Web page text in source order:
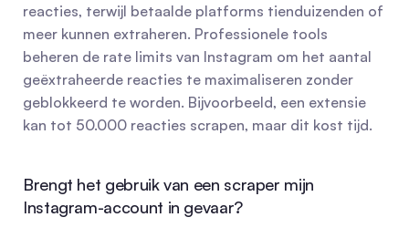
reacties, terwijl betaalde platforms tienduizenden of
meer kunnen extraheren. Professionele tools
beheren de rate limits van Instagram om het aantal
geëxtraheerde reacties te maximaliseren zonder
geblokkeerd te worden. Bijvoorbeeld, een extensie
kan tot 50.000 reacties scrapen, maar dit kost tijd.
Brengt het gebruik van een scraper mijn
Instagram-account in gevaar?